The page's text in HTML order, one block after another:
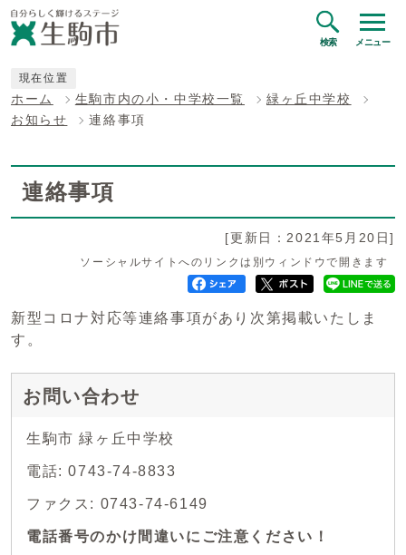
検索 メニュー
現在位置
ホーム 生駒市内の小・中学校一覧
緑ヶ丘中学校
お知らせ
連絡事項
連絡事項
[更新日：2021年5月20日]
ソーシャルサイトへのリンクは別ウィンドウで開きます
新型コロナ対応等連絡事項があり次第掲載いたしま
す。
お問い合わせ
生駒市 緑ヶ丘中学校
電話: 0743-74-8833
ファクス: 0743-74-6149
電話番号のかけ間違いにご注意ください！